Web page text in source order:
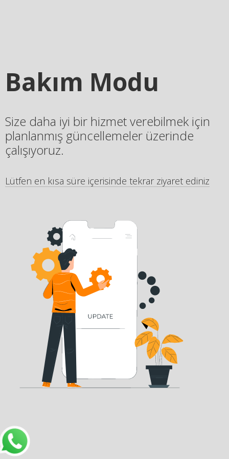
Bakım Modu
Size daha iyi bir hizmet verebilmek için
planlanmış güncellemeler üzerinde
çalışıyoruz.
Lütfen en kısa süre içerisinde tekrar ziyaret ediniz